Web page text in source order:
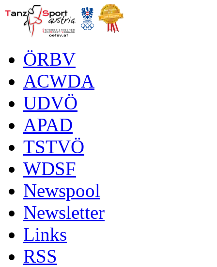
ÖRBV
ACWDA
UDVÖ
APAD
TSTVÖ
WDSF
Newspool
Newsletter
Links
RSS